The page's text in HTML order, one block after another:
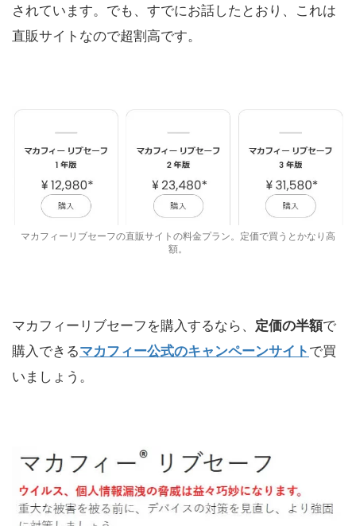
されています。でも、すでにお話したとおり、これは
直販サイトなので超割高です。
マカフィーリブセーフの直販サイトの料金プラン。定価で買うとかなり高
額。
マカフィーリブセーフを購入するなら、 定価の半額で
購入できるマカフィー公式のキャンペーンサイト で買
いましょう。